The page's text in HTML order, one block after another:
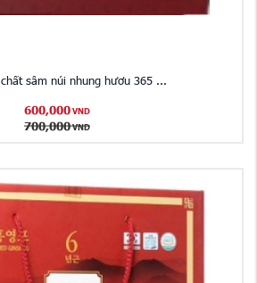
sâm núi nhung hươu 365 ...
600,000 VND
700,000 VND